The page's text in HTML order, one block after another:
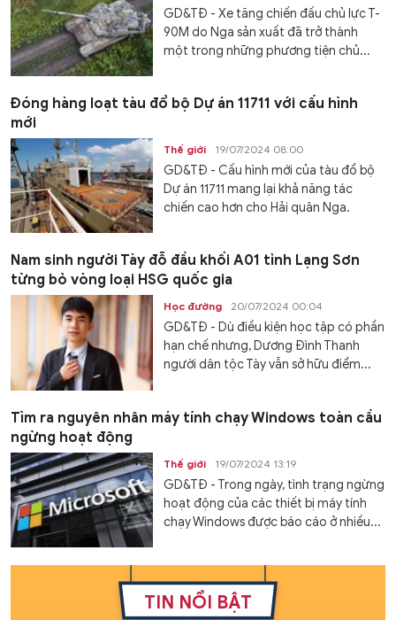
GD&TĐ - Xe tăng chiến đấu chủ lực T-
90M do Nga sản xuất đã trở thành
một trong những phương tiện chủ...
Đóng hàng loạt tàu đổ bộ Dự án 11711 với cấu hình
mới
Thế giới 19/07/2024 08:00
GD&TĐ - Cấu hình mới của tàu đổ bộ
Dự án 11711 mang lại khả năng tác
chiến cao hơn cho Hải quân Nga.
Nam sinh người Tày đỗ đầu khối A01 tỉnh Lạng Sơn
từng bỏ vòng loại HSG quốc gia
Học đường 20/07/2024 00:04
GD&TĐ - Dù điều kiện học tập có phần
hạn chế nhưng, Dương Đình Thanh
người dân tộc Tày vẫn sở hữu điểm...
Tìm ra nguyên nhân máy tính chạy Windows toàn cầu
ngừng hoạt động
Thế giới 19/07/2024 13:19
GD&TĐ - Trong ngày, tình trạng ngừng
hoạt động của các thiết bị máy tính
chạy Windows được báo cáo ở nhiều...
TIN NỔI BẬT